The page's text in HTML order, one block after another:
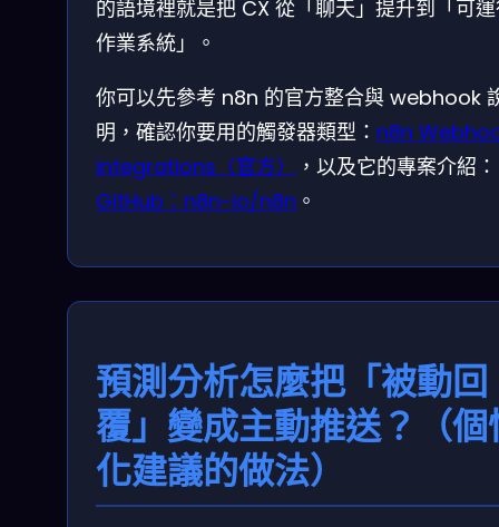
的語境裡就是把 CX 從「聊天」提升到「可
作業系統」。
你可以先參考 n8n 的官方整合與 webhook
明，確認你要用的觸發器類型： n8n
integrations（官方）
，以及它的專案介紹：
GitHub：n8n-io/n8n 。
預測分析怎麼把「被動回
覆」變成主動推送？（個
化建議的做法）